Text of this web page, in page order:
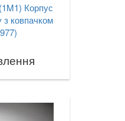
Корпус
з ковпачком